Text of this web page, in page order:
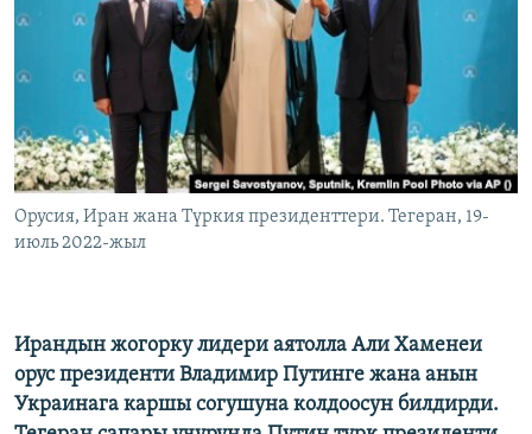
АЗАТТЫК+
ЫҢГАЙСЫЗ СУРООЛОР
ЭЕ/АРнун бардык сайттары
Орусия, Иран жана Түркия президенттери. Тегеран, 19-
июль 2022-жыл
Ирандын жогорку лидери аятолла Али Хаменеи
орус президенти Владимир Путинге жана анын
Украинага каршы согушуна колдоосун билдирди.